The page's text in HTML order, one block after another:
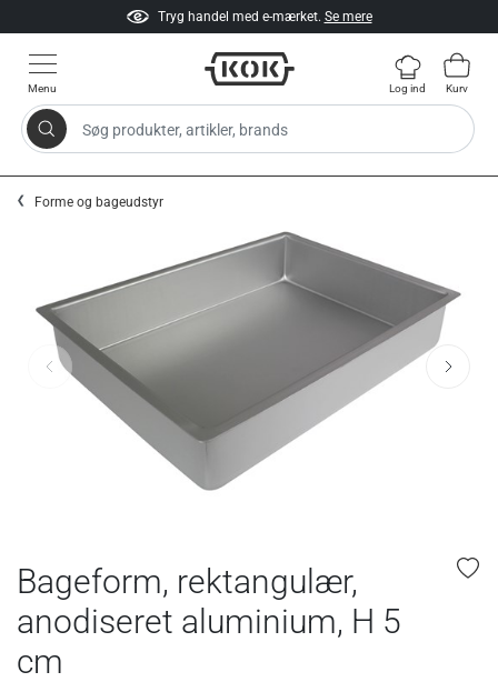
Tryg handel med e-mærket. Se mere
Menu
Søg produkter, artikler, brands
Log ind Kurv
Forme og bageudstyr
Bageform, rektangulær,
anodiseret aluminium, H 5
cm